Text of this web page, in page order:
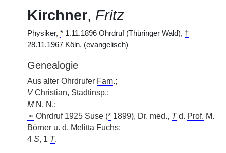
Kirchner, Fritz
Physiker, * 1.11.1896 Ohrdruf (Thüringer Wald), †
28.11.1967 Köln. (evangelisch)
Genealogie
Aus alter Ohrdrufer Fam.;
VChristian, Stadtinsp.;
M N. N.;
⚭ Ohrdruf 1925 Suse (* 1899), Dr. med., Td. Prof. M.
Börner u. d. Melitta Fuchs;
4 S, 1 T.